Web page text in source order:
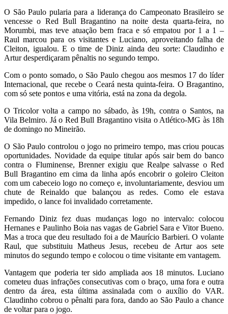
O São Paulo pularia para a liderança do Campeonato Brasileiro se
vencesse o Red Bull Bragantino na noite desta quarta-feira, no
Morumbi, mas teve atuação bem fraca e só empatou por 1 a 1 –
Raul marcou para os visitantes e Luciano, aproveitando falha de
Cleiton, igualou. E o time de Diniz ainda deu sorte: Claudinho e
Artur desperdiçaram pênaltis no segundo tempo.
Com o ponto somado, o São Paulo chegou aos mesmos 17 do líder
Internacional, que recebe o Ceará nesta quinta-feira. O Bragantino,
com só sete pontos e uma vitória, está na zona da degola.
O Tricolor volta a campo no sábado, às 19h, contra o Santos, na
Vila Belmiro. Já o Red Bull Bragantino visita o Atlético-MG às 18h
de domingo no Mineirão.
O São Paulo controlou o jogo no primeiro tempo, mas criou poucas
oportunidades. Novidade da equipe titular após sair bem do banco
contra o Fluminense, Brenner exigiu que Realpe salvasse o Red
Bull Bragantino em cima da linha após encobrir o goleiro Cleiton
com um cabeceio logo no começo e, involuntariamente, desviou um
chute de Reinaldo que balançou as redes. Como ele estava
impedido, o lance foi invalidado corretamente.
Fernando Diniz fez duas mudanças logo no intervalo: colocou
Hernanes e Paulinho Boia nas vagas de Gabriel Sara e Vitor Bueno.
Mas a troca que deu resultado foi a de Maurício Barbieri. O volante
Raul, que substituiu Matheus Jesus, recebeu de Artur aos sete
minutos do segundo tempo e colocou o time visitante em vantagem.
Vantagem que poderia ter sido ampliada aos 18 minutos. Luciano
cometeu duas infrações consecutivas com o braço, uma fora e outra
dentro da área, esta última assinalada com o auxílio do VAR.
Claudinho cobrou o pênalti para fora, dando ao São Paulo a chance
de voltar para o jogo.